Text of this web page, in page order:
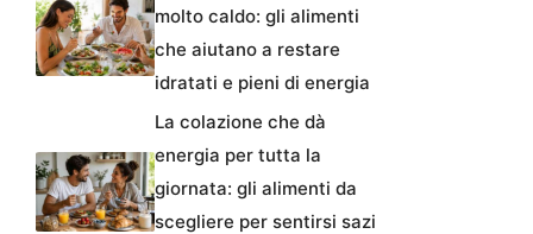
molto caldo: gli alimenti
che aiutano a restare
idratati e pieni di energia
La colazione che dà
energia per tutta la
giornata: gli alimenti da
scegliere per sentirsi sazi